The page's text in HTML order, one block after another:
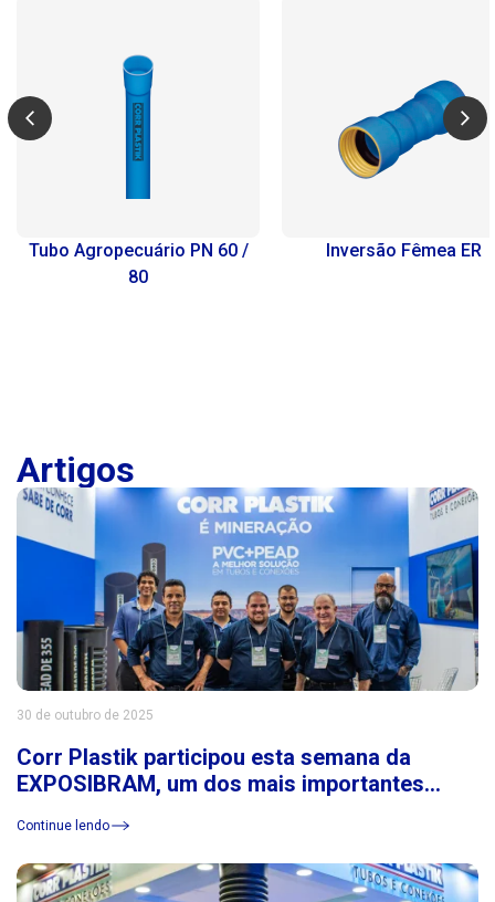
Tubo Agropecuário PN 60 /
80
Inversão Fêmea ER
Artigos
30 de outubro de 2025
Corr Plastik participou esta semana da
EXPOSIBRAM, um dos mais importantes
Latina
Continue lendo